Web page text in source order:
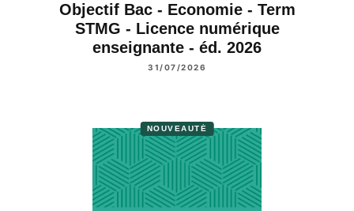
Objectif Bac - Economie - Term
STMG - Licence numérique
enseignante - éd. 2026
31/07/2026
NOUVEAUTÉ